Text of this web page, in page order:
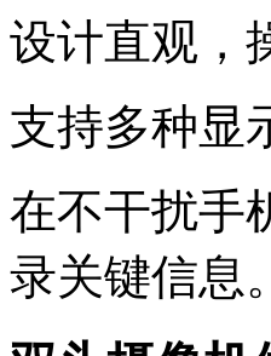
设计直观，
支持多种显
在不干扰手
录关键信息。